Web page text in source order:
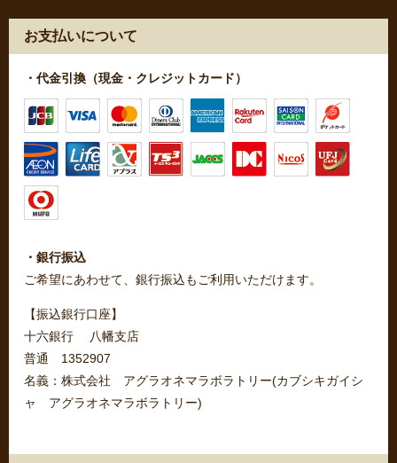
お支払いについて
・代金引換（現金・クレジットカード）
・銀行振込
ご希望にあわせて、銀行振込もご利用いただけます。
【振込銀行口座】
十六銀行 八幡支店
普通 1352907
名義：株式会社 アグラオネマラボラトリー(カブシキガイシ
ャ アグラオネマラボラトリー)